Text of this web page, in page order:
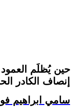
حين يُظلَم
إنصاف الكادر
سامي ابراهيم